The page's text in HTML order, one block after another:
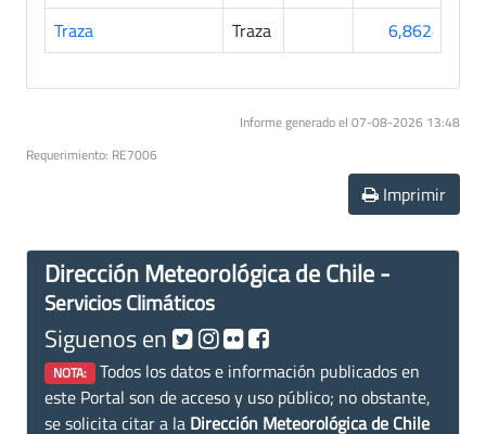
Traza
Traza 6,862
Informe generado el 07-08-2026 13:48
Requerimiento: RE7006
Imprimir
Dirección Meteorológica de Chile -
Servicios Climáticos
Siguenos en
NOTA: Todos los datos e información publicados en
este Portal son de acceso y uso público; no obstante,
se solicita citar a la Dirección Meteorológica de Chile